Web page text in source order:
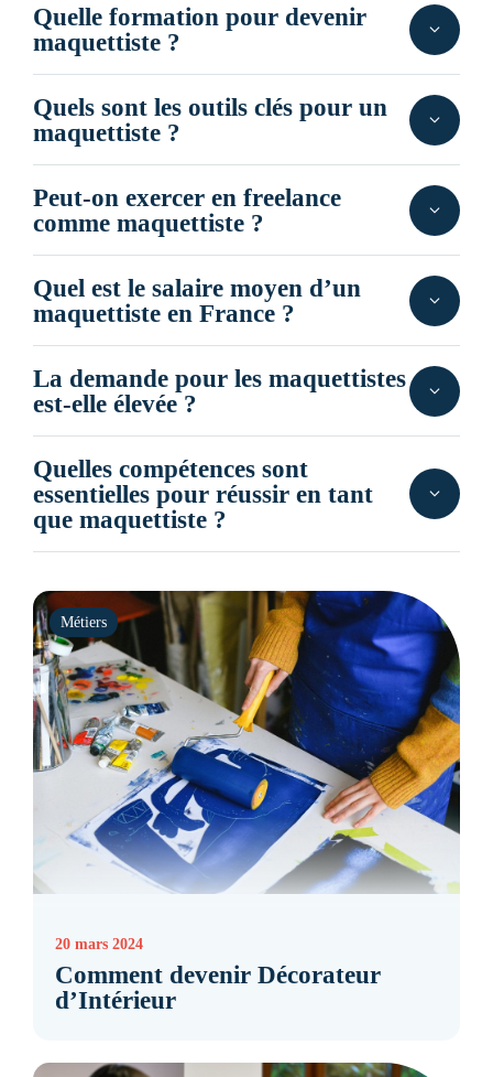
Quelle formation pour devenir
maquettiste ?
Quels sont les outils clés pour un
maquettiste ?
Peut-on exercer en freelance
comme maquettiste ?
Quel est le salaire moyen d’un
maquettiste en France ?
La demande pour les maquettistes
est-elle élevée ?
Quelles compétences sont
essentielles pour réussir en tant
que maquettiste ?
Métiers
20 mars 2024
Comment devenir Décorateur
d’Intérieur